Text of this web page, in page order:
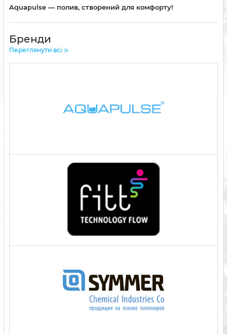
Aquapulse — полив, створений для комфорту!
Бренди
Переглянути всі